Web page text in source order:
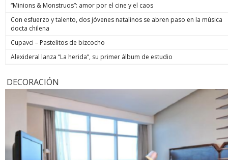
“Minions & Monstruos”: amor por el cine y el caos
Con esfuerzo y talento, dos jóvenes natalinos se abren paso en la música
docta chilena
Cupavci – Pastelitos de bizcocho
Alexideral lanza “La herida”, su primer álbum de estudio
DECORACIÓN